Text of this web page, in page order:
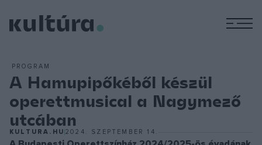
PROGRAM
A Hamupipőkéből készül
operettmusical a Nagymező
utcában
KULTURA.HU 2024. SZEPTEMBER 14.